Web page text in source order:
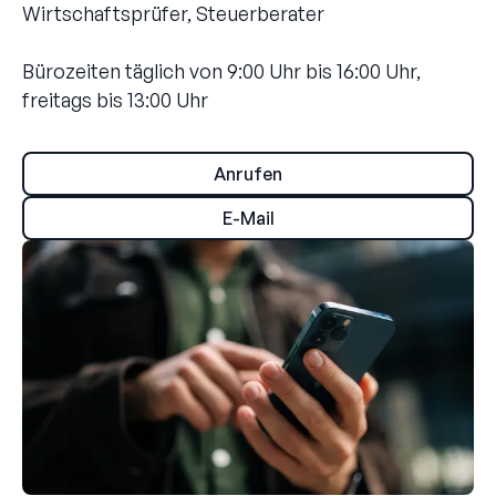
Wirtschaftsprüfer, Steuerberater
Bürozeiten täglich von 9:00 Uhr bis 16:00 Uhr,
freitags bis 13:00 Uhr
Anrufen
E-Mail